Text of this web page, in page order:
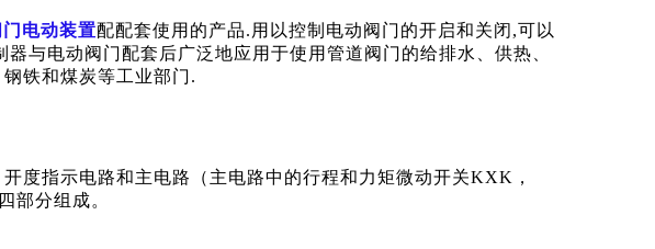
电动装置配配套使用的产品.用以控制电动阀门的开启和关闭,可以
与电动阀门配套后广泛地应用于使用管道阀门的给排水、供热、
铁和煤炭等工业部门.
度指示电路和主电路（主电路中的行程和力矩微动开关KXK，
部分组成。